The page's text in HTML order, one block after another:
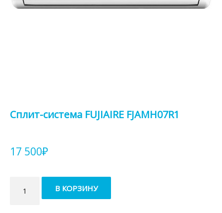
Сплит-система FUJIAIRE FJAMH07R1
17 500₽
товара
В КОРЗИНУ